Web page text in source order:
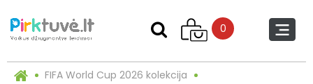
0
FIFA World Cup 2026 kolekcija